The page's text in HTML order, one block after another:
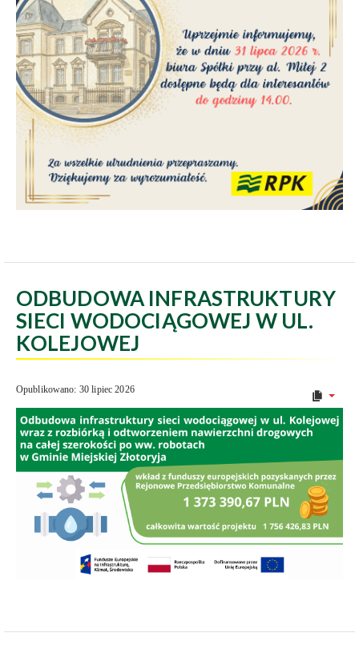
ODBUDOWA INFRASTRUKTURY
SIECI WODOCIĄGOWEJ W UL.
KOLEJOWEJ
Opublikowano: 30 lipiec 2026